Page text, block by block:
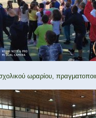
ωραρίου,